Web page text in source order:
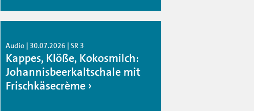
Audio | 30.07.2026 | SR 3
Kappes, Klöße, Kokosmilch:
Johannisbeerkaltschale mit
Frischkäsecrème